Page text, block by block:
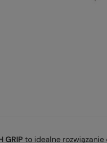
GRIP to idealne